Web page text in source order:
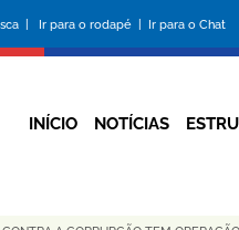
| Ir para o rodapé | Ir para o Chat
INÍCIO NOTÍCIAS